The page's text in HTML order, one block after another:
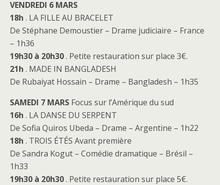
VENDREDI 6 MARS
18h . LA FILLE AU BRACELET
De Stéphane Demoustier – Drame judiciaire – France
– 1h36
19h30 à 20h30. Petite restauration sur place 3€.
21h . MADE IN BANGLADESH
De Rubaiyat Hossain – Drame – Bangladesh – 1h35
SAMEDI 7 MARS Focus sur l’Amérique du sud
16h . LA DANSE DU SERPENT
De Sofia Quiros Ubeda – Drame – Argentine – 1h22
18h . TROIS ÉTÉS Avant première
De Sandra Kogut – Comédie dramatique – Brésil –
1h33
19h30 à 20h30. Petite restauration sur place 5€.